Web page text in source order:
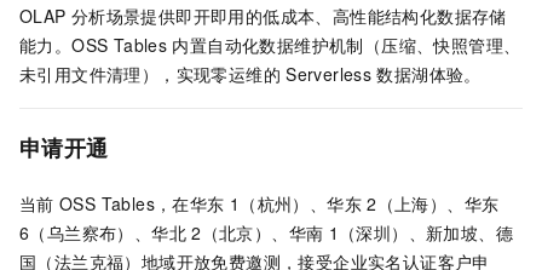
OLAP 分析场景提供即开即用的低成本、高性能结构化数据存储
能力。OSS Tables 内置自动化数据维护机制（压缩、快照管理、
未引用文件清理），实现零运维的 Serverless 数据湖体验。
申请开通
当前 OSS Tables，在华东 1（杭州）、华东 2（上海）、华东
6（乌兰察布）、华北 2（北京）、华南 1（深圳）、新加坡、德
国（法兰克福）地域开放免费邀测，接受企业实名认证客户申